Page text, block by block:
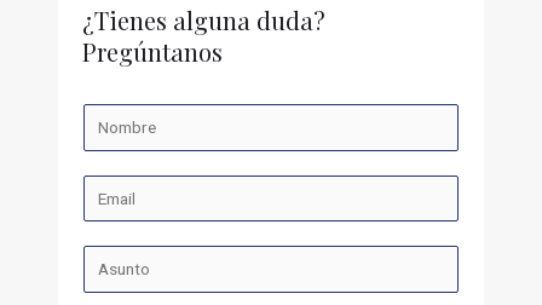
¿Tienes alguna duda?
Pregúntanos